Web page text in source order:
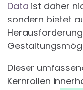
Data ist daher
sondern bietet
Dieser
Kernrollen